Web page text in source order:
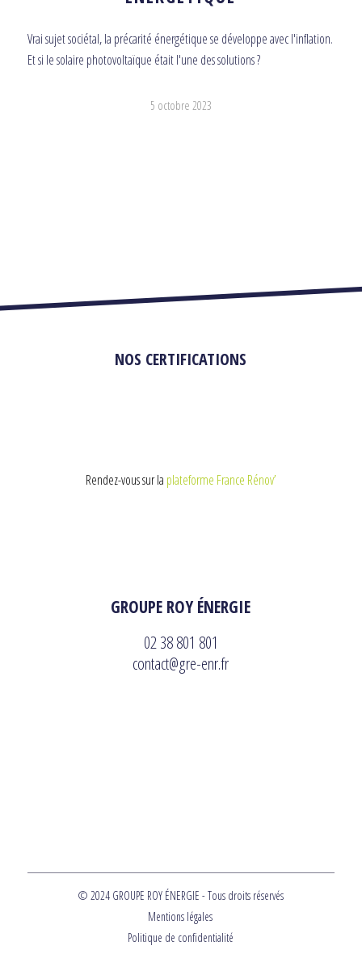
Vrai sujet sociétal, la précarité énergétique se développe avec l'inflation.
Et si le solaire photovoltaïque était l'une des solutions ?
5 octobre 2023
GROUPE ROY ÉNERGIE
02 38 801 801
contact@gre-enr.fr
NOS CERTIFICATIONS
Rendez-vous sur la plateforme France Rénov’
© 2024 GROUPE ROY ÉNERGIE - Tous droits réservés
Mentions légales
Politique de confidentialité